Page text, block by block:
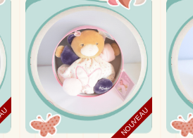
NOUVEAU